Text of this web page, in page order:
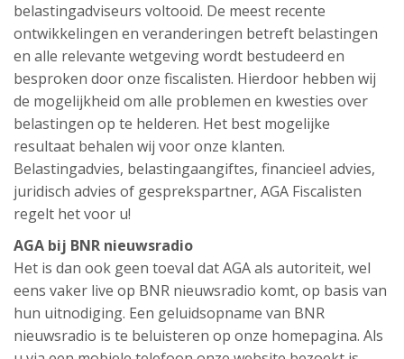
belastingadviseurs voltooid. De meest recente
ontwikkelingen en veranderingen betreft belastingen
en alle relevante wetgeving wordt bestudeerd en
besproken door onze fiscalisten. Hierdoor hebben wij
de mogelijkheid om alle problemen en kwesties over
belastingen op te helderen. Het best mogelijke
resultaat behalen wij voor onze klanten.
Belastingadvies, belastingaangiftes, financieel advies,
juridisch advies of gesprekspartner, AGA Fiscalisten
regelt het voor u!
AGA bij BNR nieuwsradio
Het is dan ook geen toeval dat AGA als autoriteit, wel
eens vaker live op BNR nieuwsradio komt, op basis van
hun uitnodiging. Een geluidsopname van BNR
nieuwsradio is te beluisteren op onze homepagina. Als